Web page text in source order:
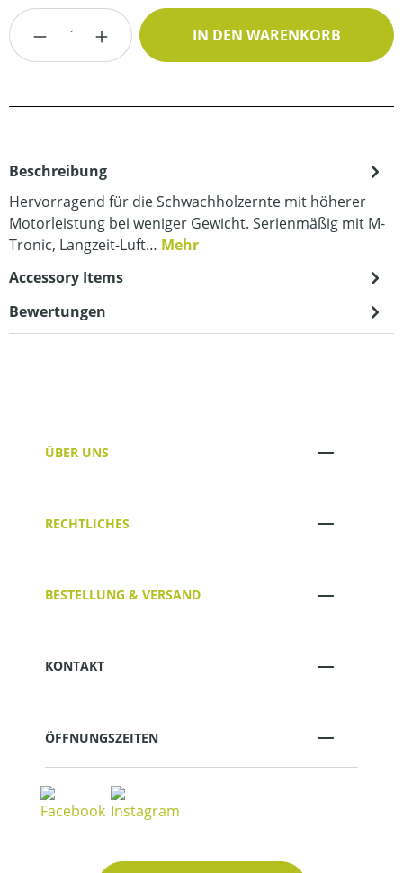
Produkt Anzahl: Gib den gewünschten
IN DEN WARENKORB
Beschreibung
Hervorragend für die Schwachholzernte mit höherer
Motorleistung bei weniger Gewicht. Serienmäßig mit M-
Tronic, Langzeit-Luft… Mehr
Accessory Items
Bewertungen
ÜBER UNS
RECHTLICHES
BESTELLUNG & VERSAND
KONTAKT
ÖFFNUNGSZEITEN